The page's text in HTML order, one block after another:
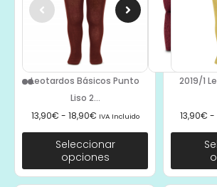
Leotardos Básicos Punto
Liso 2...
13,90€ - 18,90€ IVA Incluido
Seleccionar
opciones
2019/1
13,90€ -